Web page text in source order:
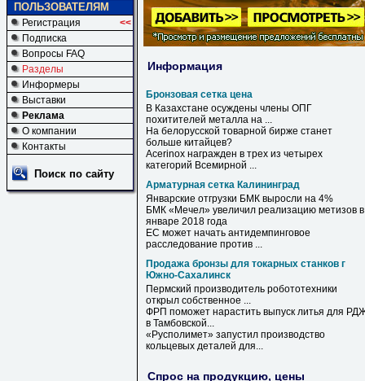
ПОЛЬЗОВАТЕЛЯМ
Регистрация
<<
Подписка
Вопросы FAQ
Разделы
Информеры
Выставки
Реклама
О компании
Контакты
Поиск по сайту
Информация
Бронзовая сетка цена
В Казахстане осуждены члены ОПГ
похитителей металла на ...
На белорусской товарной бирже станет
больше китайцев?
Acerinox награжден в трех из четырех
категорий Всемирной ...
Арматурная сетка Калининград
Январские отгрузки БМК выросли на 4%
БМК «Мечел» увеличил реализацию метизов в
январе 2018 года
ЕС может начать антидемпинговое
расследование против ...
Продажа бронзы для токарных станков г
Южно-Сахалинск
Пермский производитель робототехники
открыл собственное ...
ФРП поможет нарастить выпуск литья для
в Тамбовской...
«Русполимет» запустил производство
кольцевых деталей для...
Спрос на продукцию, цены